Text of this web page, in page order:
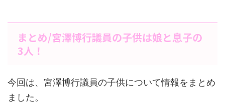
まとめ/宮澤博行議員の子供は娘と息子の
3人！
今回は、宮澤博行議員の子供について情報をまとめ
ました。